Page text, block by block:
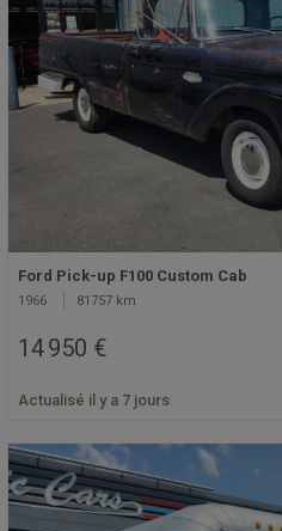
Ford Pick-up F100 Custom Cab
1966 81757 km
14 950 €
Actualisé il y a 7 jours